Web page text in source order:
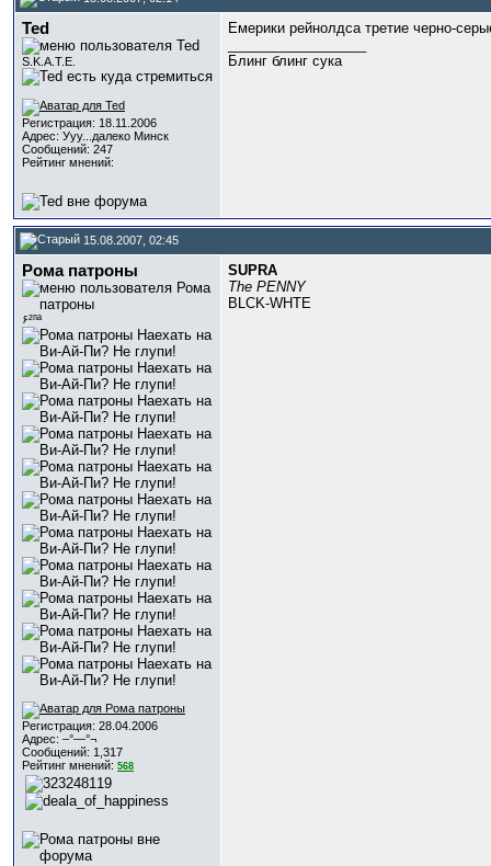
Ted
S.K.A.T.E.
Регистрация: 18.11.2006
Адрес: Ууу...далеко Минск
Сообщений: 247
Рейтинг мнений:
Емерики рейнолдса третие черно-
Блинг блинг cука
15.08.2007, 02:45
Рома патроны
۶²ⁿª
Регистрация: 28.04.2006
Адрес: –°—°¬
Сообщений: 1,317
Рейтинг мнений: 568
SUPRA
The PENNY
BLCK-WHTE